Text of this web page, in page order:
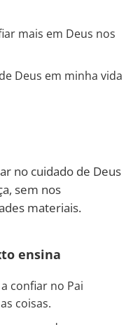
mais em Deus nos
Deus em minha vida
no cuidado de Deus
sem nos
materiais.
ensina
confiar no Pai
coisas.